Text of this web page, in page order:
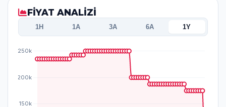
FİYAT ANALİZİ
1H 1A 3A 6A 1Y